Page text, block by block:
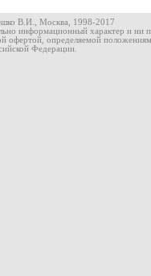
В.И., Москва, 1998-2017
информационный характер и ни
офертой, определяемой
Федерации.